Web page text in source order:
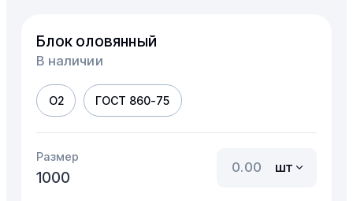
Блок оловянный
В наличии
О2 ГОСТ 860-75
Размер
1000
шт